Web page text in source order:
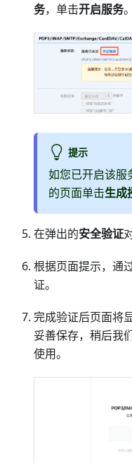
务，单击开启服务。
提示
如您已开启该服
的页面单击生成
在弹出的安全验证
根据页面提示，通
证。
完成验证后页面将
妥善保存，稍后我
使用。